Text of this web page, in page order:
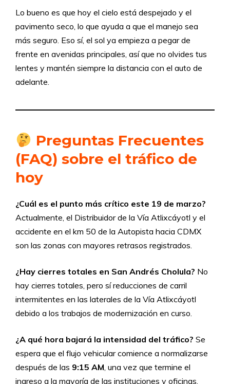
Lo bueno es que hoy el cielo está despejado y el
pavimento seco, lo que ayuda a que el manejo sea
más seguro. Eso sí, el sol ya empieza a pegar de
frente en avenidas principales, así que no olvides tus
lentes y mantén siempre la distancia con el auto de
adelante.
Preguntas Frecuentes
(FAQ) sobre el tráfico de
hoy
¿Cuál es el punto más crítico este 19 de marzo?
Actualmente, el Distribuidor de la Vía Atlixcáyotl y el
accidente en el km 50 de la Autopista hacia CDMX
son las zonas con mayores retrasos registrados.
¿Hay cierres totales en San Andrés Cholula? No
hay cierres totales, pero sí reducciones de carril
intermitentes en las laterales de la Vía Atlixcáyotl
debido a los trabajos de modernización en curso.
¿A qué hora bajará la intensidad del tráfico? Se
espera que el flujo vehicular comience a normalizarse
después de las 9:15 AM, una vez que termine el
ingreso a la mayoría de las instituciones y oficinas.